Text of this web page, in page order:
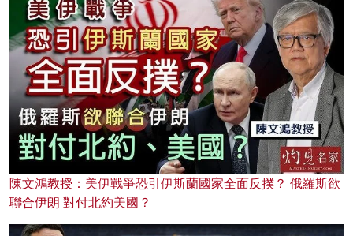
陳文鴻教授：美伊戰爭恐引伊斯蘭國家全面反撲？ 俄羅斯欲
聯合伊朗 對付北約美國？